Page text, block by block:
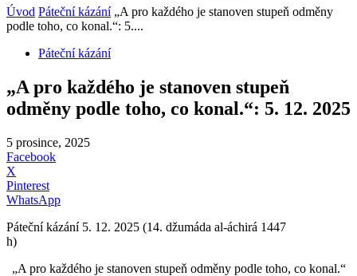
Úvod Páteční kázání „A pro každého je stanoven stupeň odměny
podle toho, co konal.“: 5....
Páteční kázání
„A pro každého je stanoven stupeň
odměny podle toho, co konal.“: 5. 12. 2025
5 prosince, 2025
Facebook
X
Pinterest
WhatsApp
Páteční kázání 5. 12. 2025 (14. džumáda al-áchirá 1447
h)
„A pro každého je stanoven stupeň odměny podle toho, co konal.“